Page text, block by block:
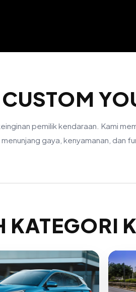
CUSTOM
pemilik kendaraan. Kami
gaya, kenyamanan, dan
KATEGORI